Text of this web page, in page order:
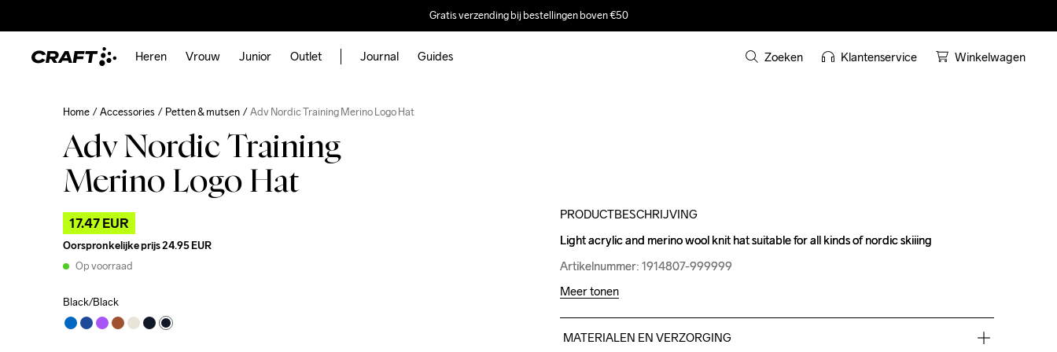
Gratis verzending bij bestellingen boven €50
Heren Vrouw Junior Outlet Journal Guides Zoeken Klantenservice Winkelwagen
Home Accessories Petten & mutsen Adv Nordic Training Merino Logo Hat
Adv Nordic Training
Merino Logo Hat
17.47 EUR
Oorspronkelijke prijs24.95 EUR
Op voorraad
Black/Black
PRODUCTBESCHRIJVING
Light acrylic and merino wool knit hat suitable for all kinds of nordic skiiing
Artikelnummer: 1914807-999999
Light acrylic and merino wool knit hat suitable for all kinds of nordic skiiing
Artikelnummer: 1914807-999999
Meer tonen
MATERIALEN EN VERZORGING